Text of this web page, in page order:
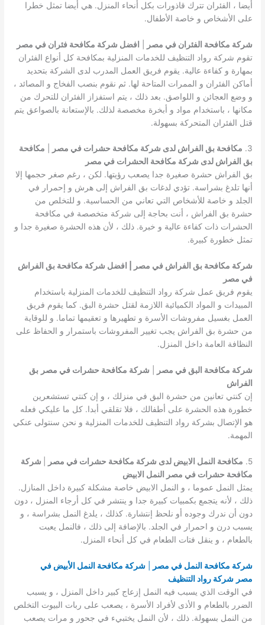
أيضا ، الفئران تترك قاذورات بكل أنحاء المنزل. هي أيضا تمثل خطرا
على الأشخاص و خاصة الأطفال.
شركة مكافحة الفئران في مصر
افضل شركة مكافحة فئران في مصر
تقوم شركة رواد التنظيف للخدمات المنزلية بمكافحة كل أنواع الفئران
بمهارة و كفاءة عالية. يقوم فريق العمل المدرب لدى الشركة بتحديد
أماكن الفئران و الممرات المتاحة لها. ثم نقوم بنصب الفخاج و المصائد ،
و وضع العجائن و اللواصق. بعد ذلك ، يتم استفزاز الفئران للتحرك من
مكانها ، باستخدام مواد و أبخرة مخصصة لذلك. بالإستعانة بالصواعق يتم
قتل الفئران المتحركة بسهولة.
3. مكافحة بق الفراش لدى شركة مكافحة حشرات في مصر
مكافحة
بق الفراش لدى شركة مكافحة الحشرات في مصر
بق الفراش حشرة صغيرة جدا يصعب رؤيتها. لكن ، رغم صغر حجمها إلا
أنها تلدغ بشراسة. تؤدي لدغات بق الفراش إلى هرش و إحمرار في
الجلد و خاصة للأشخاص التي تعاني من الحساسية. و للتخلص من
حشرة بق الفراش ، أنت بحاجة إلى شركة متخصصة في مكافحة
الحشرات ذات كفاءة عالية و خبرة. ذلك ، لأن هذه الحشرة صغيرة جدا و
تمثل خطورة كبيرة.
شركة مكافحة بق الفراش في مصر | افضل شركة مكافحة بق الفراش
في مصر
يقوم فريق عمل شركة رواد التنظيف للخدمات المنزلية باستخدام
المبيدات و المواد الكميائية اللازمة لقتل حشرة البق. كما يقوم فريق
العمل بغسيل مفروشات الأسرة و تطهيرها و تعقيمها تماما. و للوقاية
من حشرة بق الفراش يجب تغيير المفروشات باستمرار و الحفاظ على
النظافة العامة داخل المنزل.
شركة مكافحة البق في مصر شركة مكافحة حشرات في مصر بق
الفراش
إن كنتي تعانين من حشرة البق في منزلك ، و إن كنتي تستشعرين
خطورة هذه الحشرة على أطفالك ، فلا تقلقي أبدا. كل ما عليكي فعله
هو الإتصال بشركة رواد التنظيف للخدمات المنزلية و نحن سنتولى عنكي
المهمة.
5. مكافحة النمل الابيض لدى شركة مكافحة حشرات في مصر
شركة
مكافحة حشرات في مصر النمل الابيض
يمثل النمل عموما ، و النمل الابيض خاصة مشكلة كبيرة داخل المنازل.
ذلك ، لأنه يتجمع بكمبيات كبيرة جدا و ينتشر في كل أرجاء المنزل ، دون
دون أن ندرك وجوده أو نلحظ إنتشارة. كذلك ، يلدغ النمل بشراسة ، و
يسبب درن و احمرار في الجلد. بالإضافة إلى ذلك ، فالنمل يعبت
بالطعام ، و ينقل فتات الطعام في كل أنحاء المنزل.
شركة مكافحة النمل في مصر |شركة مكافحة النمل الأبيض في
مصر شركة رواد التنظيف
في الوقت الذي يسبب فيه النمل إزعاج كبير داخل المنزل ، و يسبب
الضرر بالطعام و الأذى لأفراد الأسرة ، يصعب على ربات البيوت التخلص
من النمل بسهولة. ذلك ، لأن النمل يختبيء في جحور و مرات يصعب